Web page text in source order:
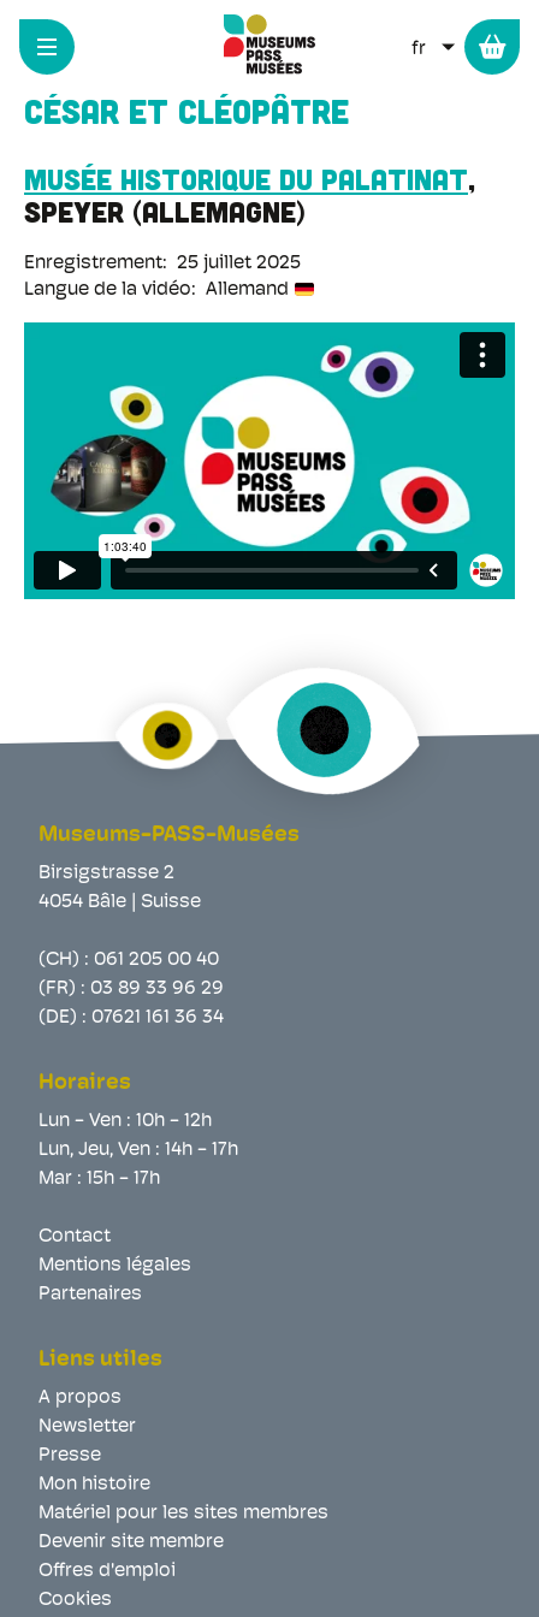
Aller
contenu
principal
LISTER
César et Cléopâtre
Musée historique du Palatinat
Speyer Allemagne
Enregistrement
25 juillet 2025
Langue de la vidéo
Allemand
distante
Museums-PASS-Musées
Birsigstrasse 2
4054 Bâle | Suisse
(CH) : 061 205 00 40
(FR) : 03 89 33 96 29
(DE) : 07621 161 36 34
Horaires
Lun - Ven : 10h - 12h
Lun, Jeu, Ven : 14h - 17h
Mar : 15h - 17h
Contact
Mentions légales
Partenaires
Liens utiles
A propos
Newsletter
Presse
Mon histoire
Matériel pour les sites membres
Devenir site membre
Offres d'emploi
Cookies
Panneau de gestion des cookies